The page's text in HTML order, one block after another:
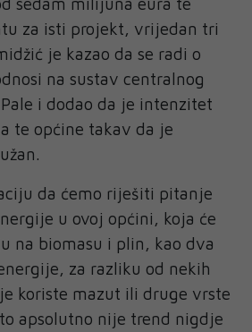
za isti projekt, vrijedan tri
je kazao da se radi o
na sustav centralnog
i dodao da je intenzitet
te općine takav da je
da ćemo riješiti pitanje
u ovoj općini, koja će
na biomasu i plin, kao dva
za razliku od nekih
koriste mazut ili druge vrste
apsolutno nije trend nigdje